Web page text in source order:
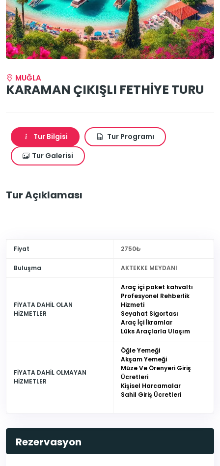
MUĞLA
KARAMAN ÇIKIŞLI FETHİYE TURU
Tur Bilgisi
Tur Programı
Tur Galerisi
Tur Açıklaması
Fiyat 2750₺
Buluşma AKTEKKE MEYDANI
FİYATA DAHİL OLAN
HİZMETLER
Araç içi paket kahvaltı
Profesyonel Rehberlik
Hizmeti
Seyahat Sigortası
Araç İçi İkramlar
Lüks Araçlarla Ulaşım
FİYATA DAHİL OLMAYAN
HİZMETLER
Öğle Yemeği
Akşam Yemeği
Müze Ve Örenyeri Giriş
Ücretleri
Kişisel Harcamalar
Sahil Giriş Ücretleri
Rezervasyon